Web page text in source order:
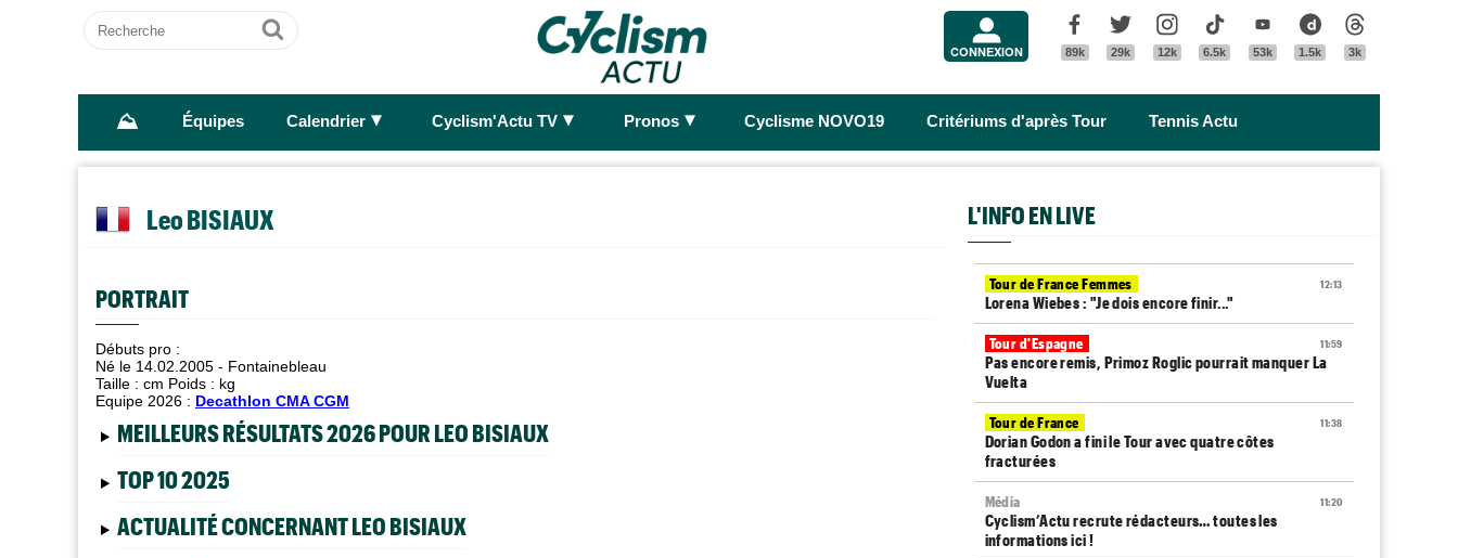
Recherche
Ok CONNEXION
Facebook
89k
Twitter
29k
Instagram
12k
Tik Tok
6.5k
Youtube
53k
Dailymotion
1.5k 3k
⛰ Équipes Calendrier ► Cyclism'Actu TV ► Pronos ► Cyclisme NOVO19 Critériums d'après Tour Tennis Actu
Leo BISIAUX
PORTRAIT
Débuts pro :
Né le 14.02.2005 - Fontainebleau
Taille : cm Poids : kg
Equipe 2026 : Decathlon CMA CGM
MEILLEURS RÉSULTATS 2026 POUR LEO BISIAUX
TOP 10 2025
ACTUALITÉ CONCERNANT LEO BISIAUX
L'INFO EN LIVE
12:13
Tour de France Femmes
Lorena Wiebes : "Je dois encore finir..."
11:59
Tour d'Espagne
Pas encore remis, Primoz Roglic pourrait manquer La
Vuelta
11:38
Tour de France
Dorian Godon a fini le Tour avec quatre côtes
fracturées
11:20
Média
Cyclism’Actu recrute rédacteurs… toutes les
informations ici !